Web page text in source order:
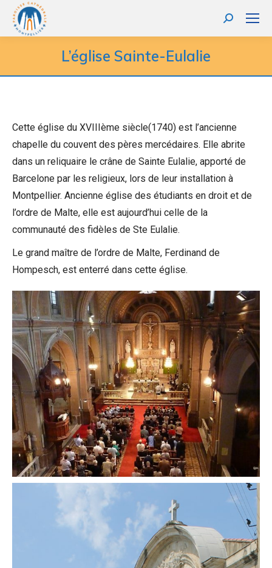
L’église Sainte-Eulalie
Cette église du XVIIIème siècle(1740) est l’ancienne
chapelle du couvent des pères mercédaires. Elle abrite
dans un reliquaire le crâne de Sainte Eulalie, apporté de
Barcelone par les religieux, lors de leur installation à
Montpellier. Ancienne église des étudiants en droit et de
l’ordre de Malte, elle est aujourd’hui celle de la
communauté des fidèles de Ste Eulalie.
Le grand maître de l’ordre de Malte, Ferdinand de
Hompesch, est enterré dans cette église.